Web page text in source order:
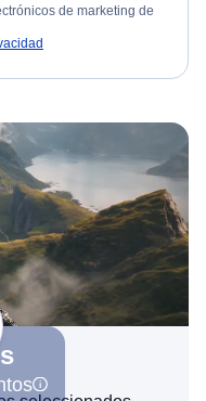
de marketing de